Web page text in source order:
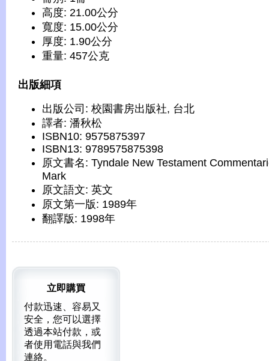
高度: 21.00公分
寬度: 15.00公分
厚度: 1.90公分
重量: 457公克
出版細項
出版公司: 校園書房出版社, 台北
譯者: 潘秋松
ISBN10: 9575875397
ISBN13: 9789575875398
原文書名: Tyndale New Testament
Mark
原文語文: 英文
原文第一版: 1989年
翻譯版: 1998年
立即購買
付款迅速、容易又
安全，您可以選擇
透過本站付款，或
者使用電話與我們
連絡。